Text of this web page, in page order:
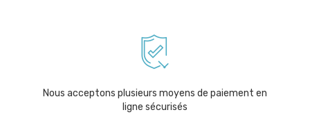
Nous acceptons plusieurs moyens de paiement en
ligne sécurisés